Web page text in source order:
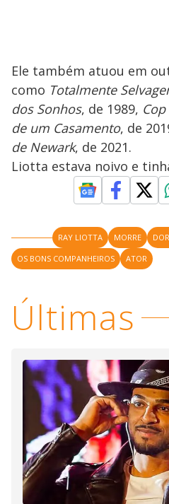
Ele também atuou em
como Totalmente
dos Sonhos, de 1989,
de um Casamento, de
de Newark, de 2021.
Liotta estava noivo e
RAY LIOTTA MORRE
OS BONS COMPANHEIROS
ATOR
Últimas